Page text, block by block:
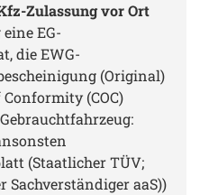
Zulassung vor Ort
EG-
die EWG-
(Original)
(COC)
(Staatlicher TÜV;
aaS))